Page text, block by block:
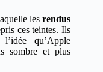
lesrendus
ces teintes. Ils
qu’Apple
sombre et plus